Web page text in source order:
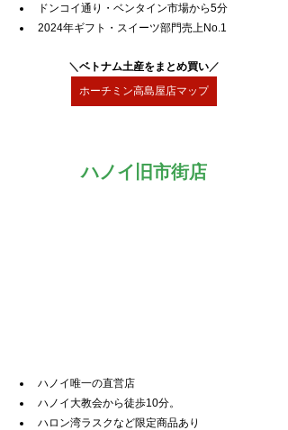
ドンコイ通り・ベンタイン市場から5分
2024年ギフト・スイーツ部門売上No.1
＼ベトナム土産をまとめ買い／
ホーチミン高島屋店マップ
ハノイ旧市街店
ハノイ唯一の直営店
ハノイ大教会から徒歩10分。
ハロン湾ラスクなど限定商品あり